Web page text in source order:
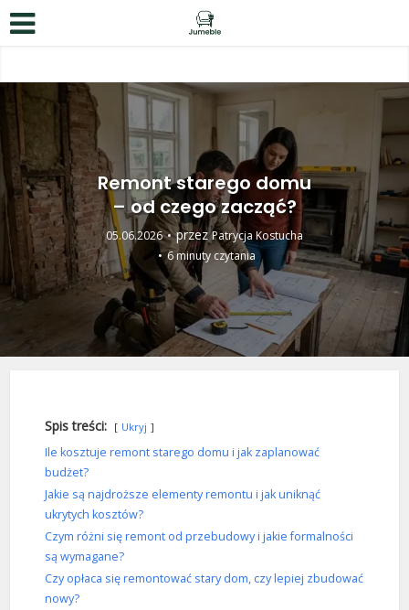
Remont starego domu
– od czego zacząć?
05.06.2026 przezPatrycja Kostucha
6 minuty czytania
Spis treści: Ukryj
Ile kosztuje remont starego domu i jak zaplanować
budżet?
Jakie są najdroższe elementy remontu i jak uniknąć
ukrytych kosztów?
Czym różni się remont od przebudowy i jakie formalności
są wymagane?
Czy opłaca się remontować stary dom, czy lepiej zbudować
nowy?